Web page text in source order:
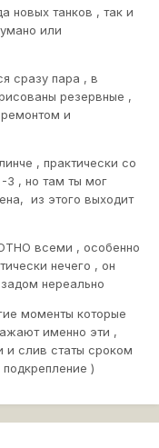
новых танков , так и
или
сразу пара , в
резервные ,
и
, практически со
-3 , но там ты мог
из этого выходит
всеми , особенно
нечего , он
нереально
моменты которые
именно эти ,
и слив статы сроком
)